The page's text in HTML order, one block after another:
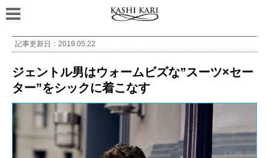
記事更新日： 2019.05.22
ジェントル男はウォームビズな”スーツ×セー
ター”をシックに着こなす